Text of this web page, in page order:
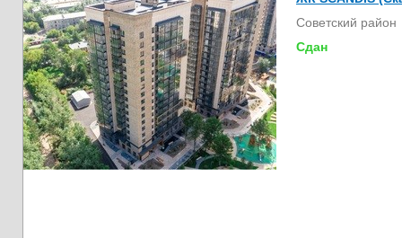
Советский район
Сдан